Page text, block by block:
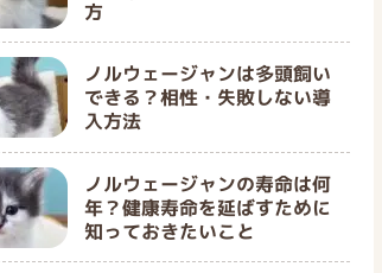
方
ノルウェージャンは多頭飼い
できる？相性・失敗しない導
入方法
ノルウェージャンの寿命は何
年？健康寿命を延ばすために
知っておきたいこと